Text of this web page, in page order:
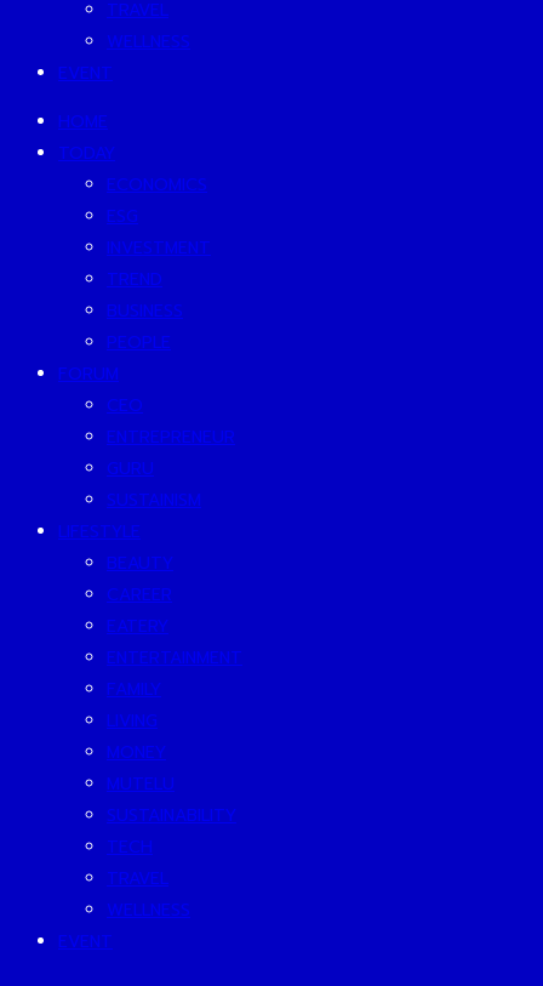
TRAVEL
WELLNESS
EVENT
HOME
TODAY
ECONOMICS
ESG
INVESTMENT
TREND
BUSINESS
PEOPLE
FORUM
CEO
ENTREPRENEUR
GURU
SUSTAINISM
LIFESTYLE
BEAUTY
CAREER
EATERY
ENTERTAINMENT
FAMILY
LIVING
MONEY
MUTELU
SUSTAINABILITY
TECH
TRAVEL
WELLNESS
EVENT